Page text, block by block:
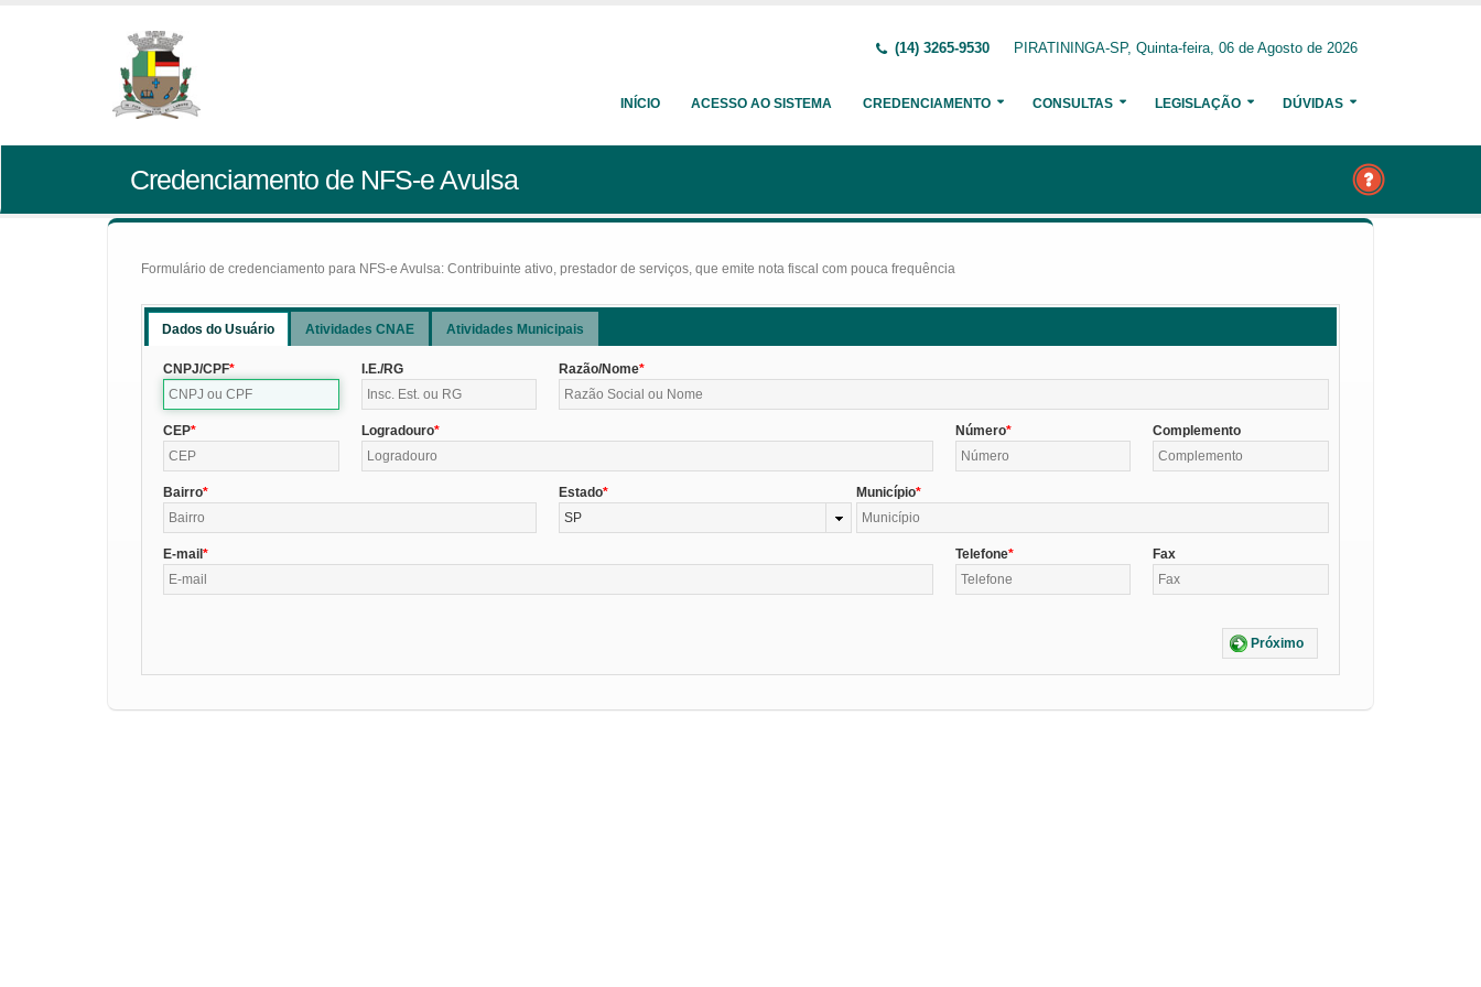
(14) 3265-9530 PIRATININGA-SP, Quinta-feira, 06 de Agosto de 2026
INÍCIO ACESSO AO SISTEMA CREDENCIAMENTO CONSULTAS LEGISLAÇÃO DÚVIDAS
Credenciamento de NFS-e Avulsa
Formulário de credenciamento para NFS-e Avulsa: Contribuinte ativo, prestador de serviços, que emite nota fiscal com pouca frequência
Dados do Usuário Atividades CNAE Atividades Municipais
CNPJ/CPF I.E./RG Razão/Nome
CEP Logradouro Número Complemento
Bairro
Estado
SP
Município
E-mail Telefone Fax
Próximo